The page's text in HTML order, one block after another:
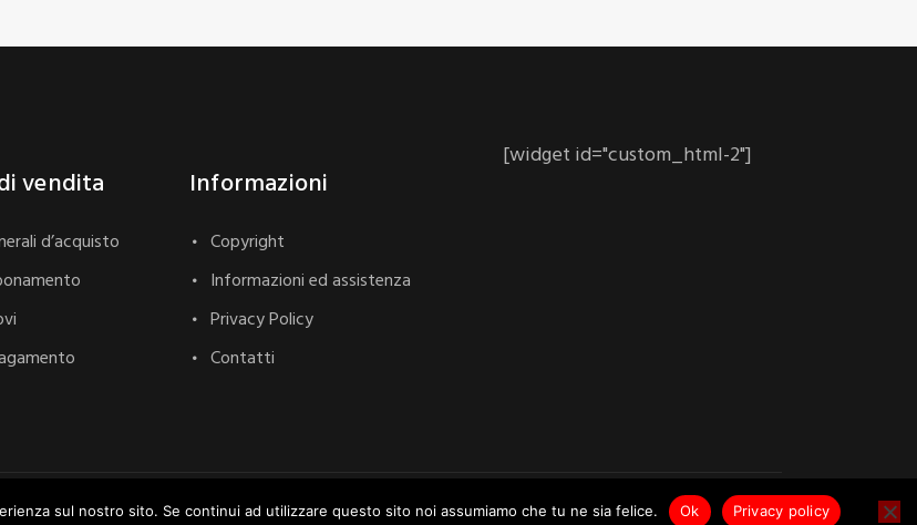
vendita
d’acquisto
Informazioni
Copyright
Informazioni ed assistenza
Privacy Policy
Contatti
[widget id="custom_html-2"]
Designed byWebvox.it.
sul nostro sito. Se continui ad utilizzare questo sito noi assumiamo che tu ne sia felice. Ok Privacy policy